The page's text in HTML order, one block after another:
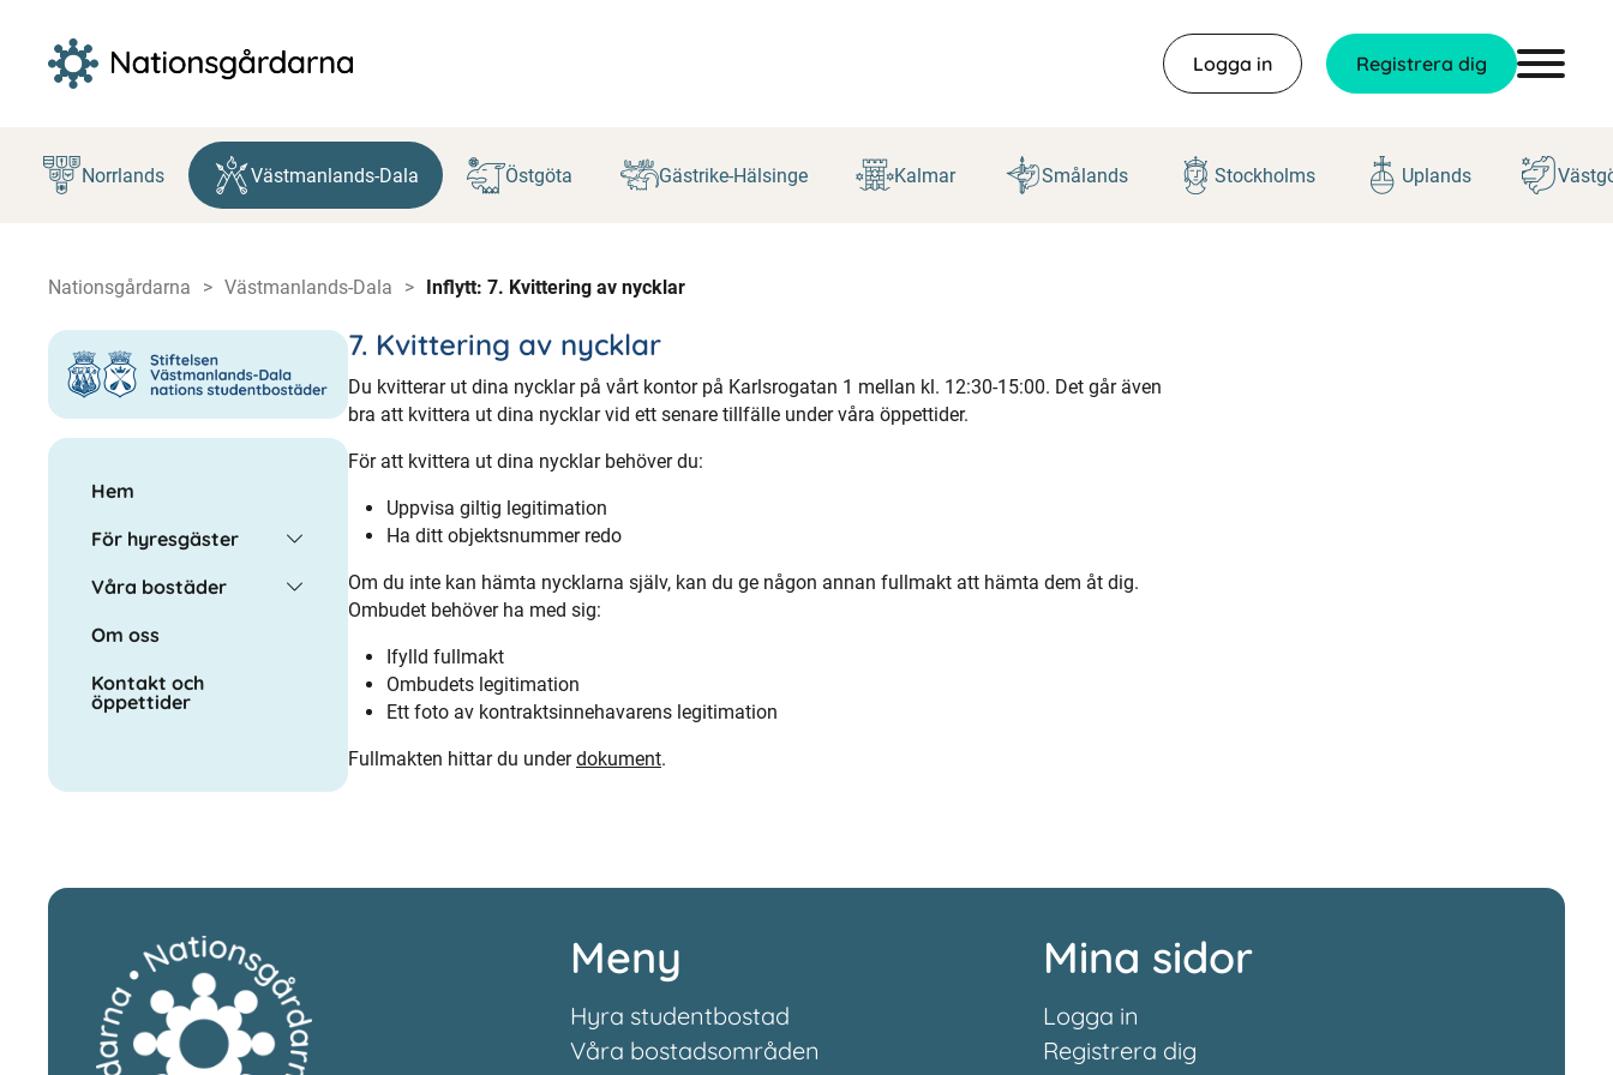
innehåll
Logga in Registrera dig
Norrlands Västmanlands-Dala Östgöta Gästrike-Hälsinge Kalmar Smålands Stockholms Uplands
Nationsgårdarna Västmanlands-Dala Inflytt: 7. Kvittering av nycklar
Hem
För hyresgäster
Våra bostäder
Om oss
Kontakt och
öppettider
7. Kvittering av nycklar
Du kvitterar ut dina nycklar på vårt kontor på Karlsrogatan 1 mellan kl. 12:30-15:00. Det går även
bra att kvittera ut dina nycklar vid ett senare tillfälle under våra öppettider.
För att kvittera ut dina nycklar behöver du:
Uppvisa giltig legitimation
Ha ditt objektsnummer redo
Om du inte kan hämta nycklarna själv, kan du ge någon annan fullmakt att hämta dem åt dig.
Ombudet behöver ha med sig:
Ifylld fullmakt
Ombudets legitimation
Ett foto av kontraktsinnehavarens legitimation
Fullmakten hittar du underdokument.
Meny
Hyra studentbostad
Våra bostadsområden
Mina sidor
Logga in
Registrera dig